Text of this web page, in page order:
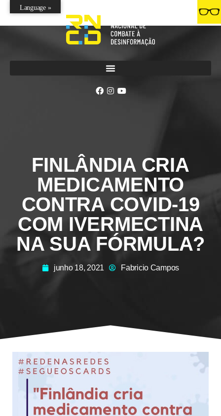
FINLÂNDIA CRIA
MEDICAMENTO
CONTRA COVID-19
COM IVERMECTINA
NA SUA FÓRMULA?
junho 18, 2021 Fabricio Campos
Language »